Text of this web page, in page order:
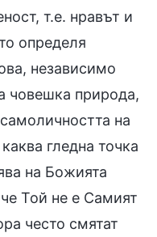
т.е. нравът и
определя
независимо
човешка природа,
на
гледна точка
на Божията
Той не е Самият
често смятат